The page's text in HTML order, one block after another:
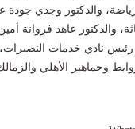
والدكتور وجدي جودة
والدكتور عاهد فروانة
رئيس نادي خدمات
وجماهير الأهلي